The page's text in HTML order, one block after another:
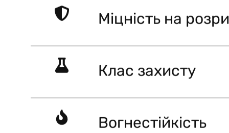
Міцність на
Клас захисту
Вогнестійкість